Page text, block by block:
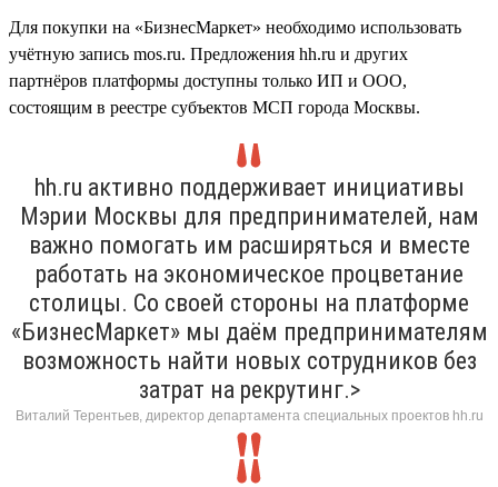
Для покупки на «БизнесМаркет» необходимо использовать
учётную запись mos.ru. Предложения hh.ru и других
партнёров платформы доступны только ИП и ООО,
состоящим в реестре субъектов МСП города Москвы.
hh.ru активно поддерживает инициативы
Мэрии Москвы для предпринимателей, нам
важно помогать им расширяться и вместе
работать на экономическое процветание
столицы. Со своей стороны на платформе
«БизнесМаркет» мы даём предпринимателям
возможность найти новых сотрудников без
затрат на рекрутинг.>
Виталий Терентьев, директор департамента специальных проектов hh.ru